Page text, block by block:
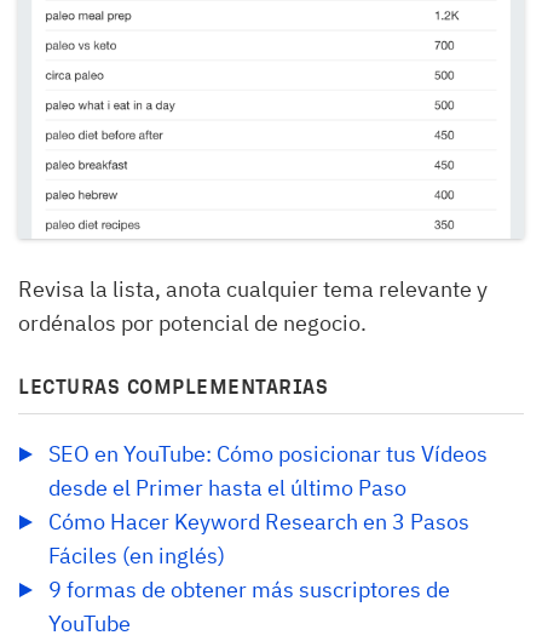
Revisa la lista, anota cualquier tema relevante y
ordénalos por potencial de negocio.
LECTURAS COMPLEMENTARIAS
SEO en YouTube: Cómo posicionar tus Vídeos
desde el Primer hasta el último Paso
Cómo Hacer Keyword Research en 3 Pasos
Fáciles (en inglés)
9 formas de obtener más suscriptores de
YouTube